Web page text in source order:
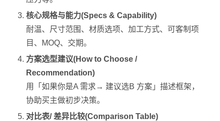
核心规格与能力(Specs & Capability)
耐温、尺寸范围、材质选项、加工方式、可客制项
目、MOQ、交期。
方案选型建议(How to Choose /
Recommendation)
用「如果你是A 需求→ 建议选B 方案」描述框架，
协助买主做初步决策。
对比表/ 差异比较(Comparison Table)